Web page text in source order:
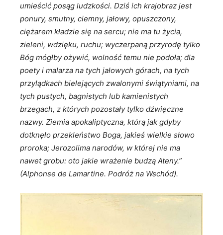
umieścić posąg ludzkości. Dziś ich krajobraz jest
ponury, smutny, ciemny, jałowy, opuszczony,
ciężarem kładzie się na sercu; nie ma tu życia,
zieleni, wdzięku, ruchu; wyczerpaną przyrodę tylko
Bóg mógłby ożywić, wolność temu nie podoła; dla
poety i malarza na tych jałowych górach, na tych
przylądkach bielejących zwalonymi świątyniami, na
tych pustych, bagnistych lub kamienistych
brzegach, z których pozostały tylko dźwięczne
nazwy. Ziemia apokaliptyczna, którą jak gdyby
dotknęło przekleństwo Boga, jakieś wielkie słowo
proroka; Jerozolima narodów, w której nie ma
nawet grobu: oto jakie wrażenie budzą Ateny.”
(Alphonse de Lamartine. Podróż na Wschód).